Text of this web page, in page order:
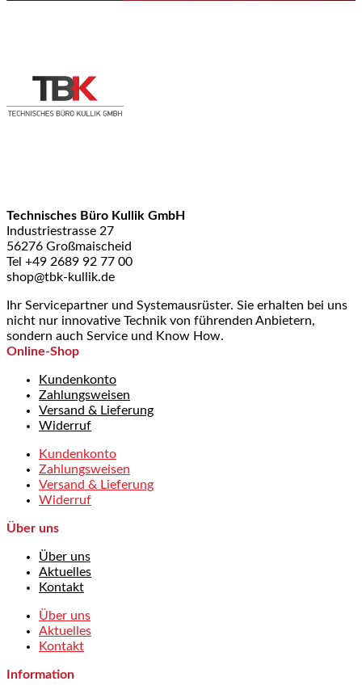
Technisches Büro Kullik GmbH
Industriestrasse 27
56276 Großmaischeid
Tel +49 2689 92 77 00
shop@tbk-kullik.de
Ihr Servicepartner und Systemausrüster. Sie erhalten bei uns
nicht nur innovative Technik von führenden Anbietern,
sondern auch Service und Know How.
Online-Shop
Kundenkonto
Zahlungsweisen
Versand & Lieferung
Widerruf
Kundenkonto
Zahlungsweisen
Versand & Lieferung
Widerruf
Über uns
Über uns
Aktuelles
Kontakt
Über uns
Aktuelles
Kontakt
Information